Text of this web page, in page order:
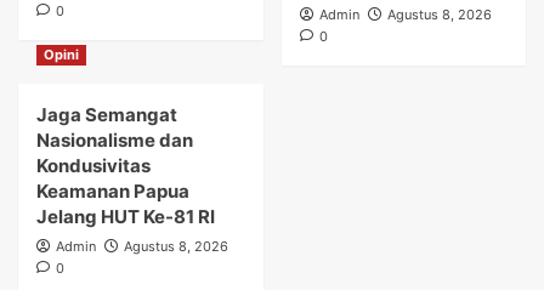
0
Admin
Agustus 8, 2026
0
Opini
Jaga Semangat
Nasionalisme dan
Kondusivitas
Keamanan Papua
Jelang HUT Ke-81 RI
Admin
Agustus 8, 2026
0